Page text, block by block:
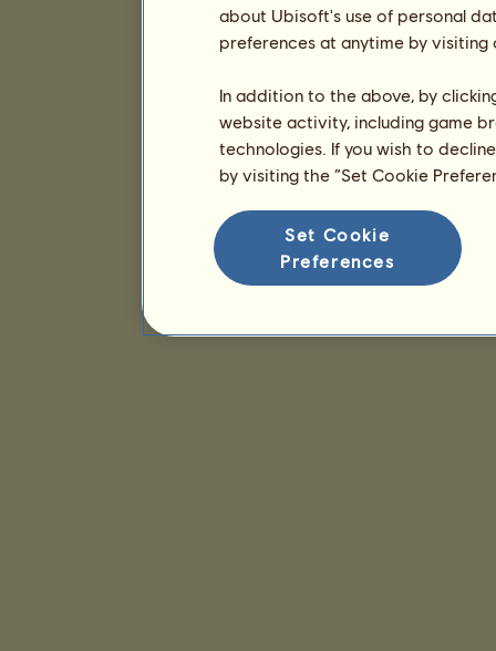
about Ubisoft's use of personal
preferences at anytime by
In addition to the above, by
website activity, including game
technologies. If you wish to
by visiting the “Set Cookie
Set Cookie
Preferences